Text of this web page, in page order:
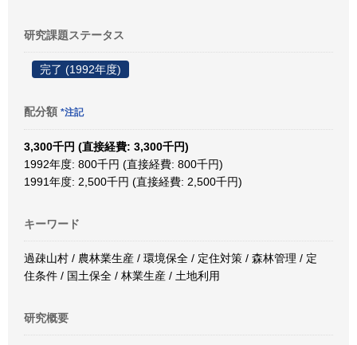
研究課題ステータス
完了 (1992年度)
配分額 *注記
3,300千円 (直接経費: 3,300千円)
1992年度: 800千円 (直接経費: 800千円)
1991年度: 2,500千円 (直接経費: 2,500千円)
キーワード
過疎山村 / 農林業生産 / 環境保全 / 定住対策 / 森林管理 / 定
住条件 / 国土保全 / 林業生産 / 土地利用
研究概要